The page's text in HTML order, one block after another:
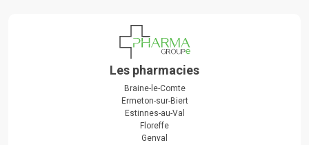
Les pharmacies
Braine-le-Comte
Ermeton-sur-Biert
Estinnes-au-Val
Floreffe
Genval